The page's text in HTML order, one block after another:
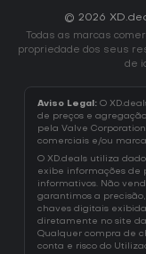
© 2026
Todas as marcas
propriedade dos seus
de
Aviso Legal: O
de preços e
pela Valve
comerciais e/ou
O XD.deals utiliza
exibe informações de
informativos. Não
garantimos a
chaves digitais
diretamente no site
Qualquer compra de
conta e risco do